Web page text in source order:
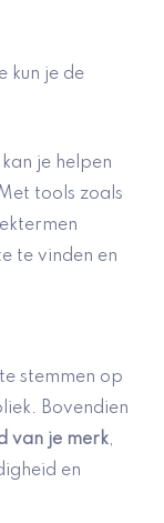
kun je de
je helpen
tools zoals
te vinden en
stemmen op
Bovendien
van je merk,
en